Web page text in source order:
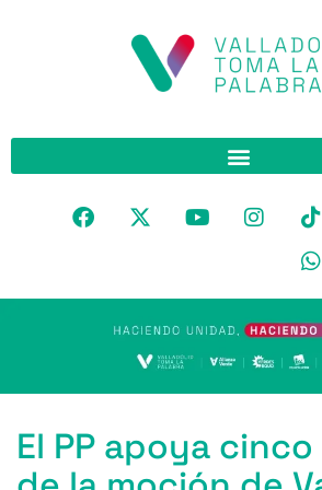
El PP apoya